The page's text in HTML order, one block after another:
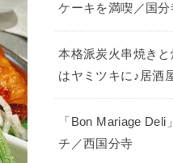
ケーキを満喫／国分
本格派炭火串焼き
はヤミツキに♪居酒
「Bon Mariage
チ／西国分寺